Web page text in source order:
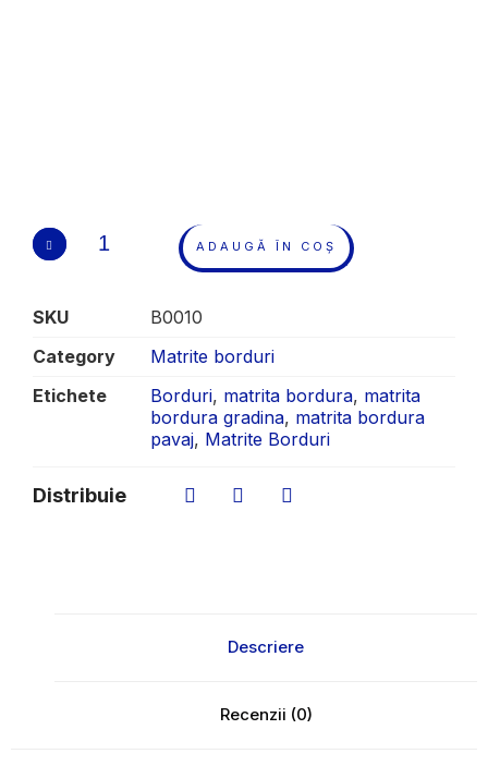
ADAUGĂ ÎN COȘ
SKU
B0010
Category
Matrite borduri
Etichete
Borduri, matrita bordura, matrita
bordura gradina, matrita bordura
pavaj, Matrite Borduri
Distribuie
Descriere
Recenzii (0)